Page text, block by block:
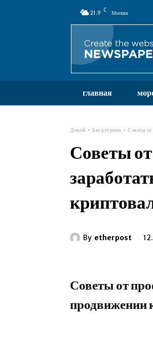
21.9 C Москва
главная
Домой Без рубрики Советы от
Советы
By etherpost
Советы от
продвижении